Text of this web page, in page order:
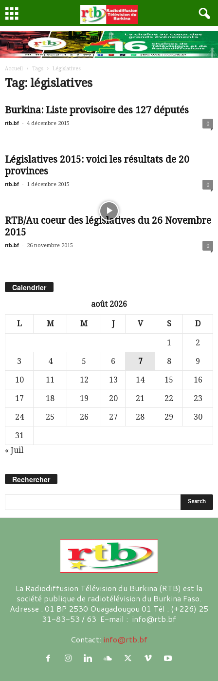
Accueil Tags Législatives
Tag: législatives
Burkina: Liste provisoire des 127 députés
rtb.bf - 4 décembre 2015 0
Législatives 2015: voici les résultats de 20
provinces
rtb.bf - 1 décembre 2015 0
RTB/Au coeur des législatives du 26 Novembre
2015
rtb.bf - 26 novembre 2015 0
Calendrier
août 2026
L M M J V S D
1
2
3
4 5 6 7 8
9
10
11 12 13 14 15
16
17
18 19 20 21 22
23
24
25 26 27 28 29
30
31
« Juil
Rechercher
La Radiodiffusion Télévision du Burkina (RTB) est la
société publique de radiotélévision du Burkina Faso.
Adresse : 01 BP 2530 Ouagadougou 01 Tél : (+226) 25
31-83-53 / 63 E-mail : info@rtb.bf
Contact: info@rtb.bf